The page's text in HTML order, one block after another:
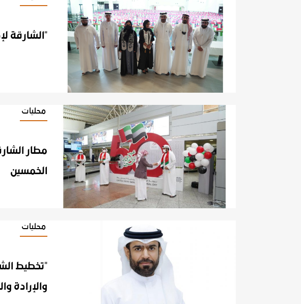
"الشارقة
محليات
مطار
الخمسين
محليات
"تخطيط الشارقة"
والإرادة